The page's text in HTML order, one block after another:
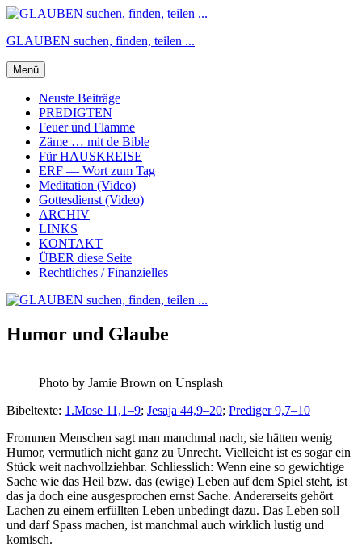
Zum
springen
GLAUBEN suchen, finden, teilen ...
Menü
Neuste Beiträge
PREDIGTEN
Feuer und Flamme
Zäme … mit de Bible
Für HAUSKREISE
ERF — Wort zum Tag
Meditation (Video)
Gottesdienst (Video)
ARCHIV
LINKS
KONTAKT
ÜBER diese Seite
Rechtliches / Finanzielles
Humor und Glaube
Pho­to by Jamie Brown on Unsplash
Bibel­texte: 1.Mose 11,1–9; Jesa­ja 44,9–20; Predi­ger 9,7–10
From­men Men­schen sagt man manch­mal nach, sie hät­ten wenig
Humor, ver­mut­lich nicht ganz zu Unrecht. Vielle­icht ist es sog­ar ein
Stück weit nachvol­lziehbar. Schliesslich: Wenn eine so gewichtige
Sache wie das Heil bzw. das (ewige) Leben auf dem Spiel ste­ht, ist
das ja doch eine aus­ge­sprochen ernst Sache. Ander­er­seits gehört
Lachen zu einem erfüll­ten Leben unbe­d­ingt dazu. Das Leben soll
und darf Spass machen, ist manch­mal auch wirk­lich lustig und
komisch.